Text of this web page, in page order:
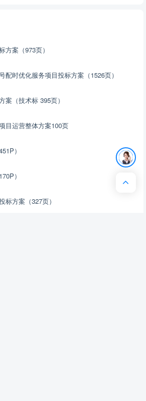
方案（973页）
配时优化服务项目投标方案（1526页）
案（技术标 395页）
目运营整体方案100页
）
）
标方案（327页）